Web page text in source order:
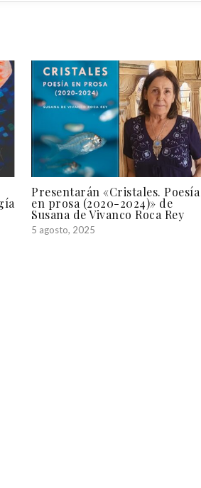
Presentarán «Cristales. Poesía
en prosa (2020-2024)» de
Susana de Vivanco Roca Rey
5 agosto, 2025